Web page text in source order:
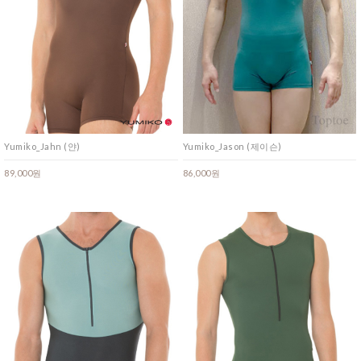
Yumiko_Jahn (얀)
89,000원
Yumiko_Jason (제이슨)
86,000원